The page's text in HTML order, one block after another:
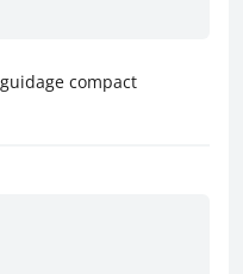
compact